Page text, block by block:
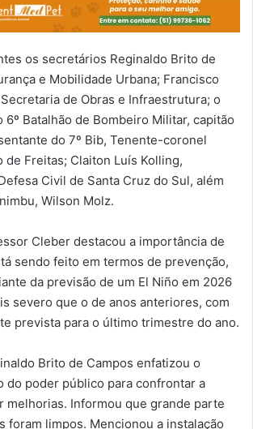
os secretários Reginaldo Brito de
e Mobilidade Urbana; Francisco
de Obras e Infraestrutura; o
Batalhão de Bombeiro Militar, capitão
do 7º Bib, Tenente-coronel
de Freitas; Claiton Luís Kolling,
Civil de Santa Cruz do Sul, além
Wilson Molz.
Cleber destacou a importância de
sendo feito em termos de prevenção,
da previsão de um El Niño em 2026
severo que o de anos anteriores, com
prevista para o último trimestre do ano.
Brito de Campos enfatizou o
do poder público para confrontar a
melhorias. Informou que grande parte
foram limpos. Mencionou a instalação